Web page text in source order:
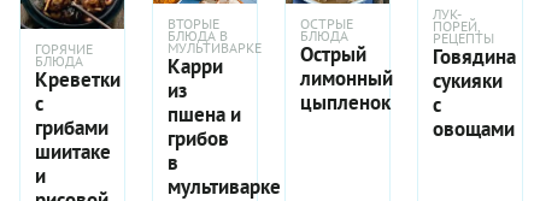
аналогичный
суп из
говядины.
Так
появилась
и
разливают
в
маленькие
мисочки
для всех
обидно,
ведь
вкусно
же.
Попробуем
исправить
это
упущение.
ГОРЯЧИЕ
БЛЮДА
Креветки
с
грибами
шиитаке
и
ВТОРЫЕ
БЛЮДА В
МУЛЬТИВАРКЕ
Карри
из
пшена и
грибов
в
мультиварке
ОСТРЫЕ
БЛЮДА
Острый
лимонный
цыпленок
ЛУК-
ПОРЕЙ,
РЕЦЕПТЫ
Говядина
сукияки
с
овощами